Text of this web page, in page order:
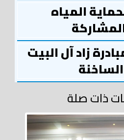
المياه
زاد آل البيت
ذات صلة